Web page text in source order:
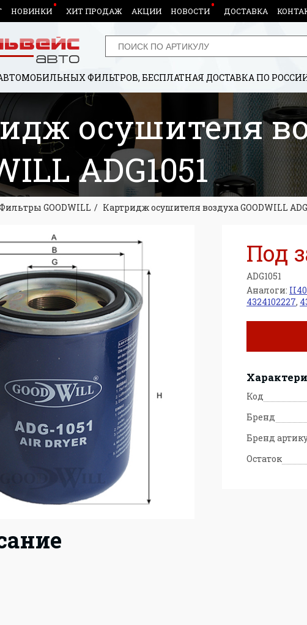
НОВИНКИ ХИТ ПРОДАЖ АКЦИИ НОВОСТИ ДОСТАВКА
ФИЛЬТРОВ, БЕСПЛАТНАЯ ДОСТАВКА ПО
осушителя
ADG1051
GOODWILL Картридж осушителя воздуха GOODWILL
Под
ADG1051
Аналоги:
4324102227,
Код
Бренд
Бренд
Остаток